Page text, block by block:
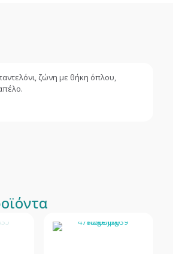
ζώνη με θήκη όπλου,